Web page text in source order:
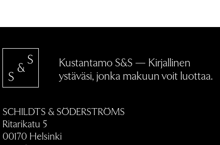
Kustantamo S&S — Kirjallinen
ystäväsi, jonka makuun voit luottaa.
SCHILDTS & SÖDERSTRÖMS
Ritarikatu 5
00170 Helsinki